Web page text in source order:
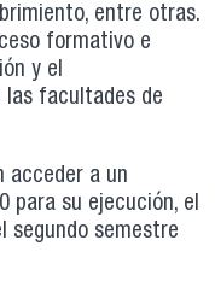
entre otras.
formativo e
y el
las facultades de
acceder a un
para su ejecución, el
segundo semestre